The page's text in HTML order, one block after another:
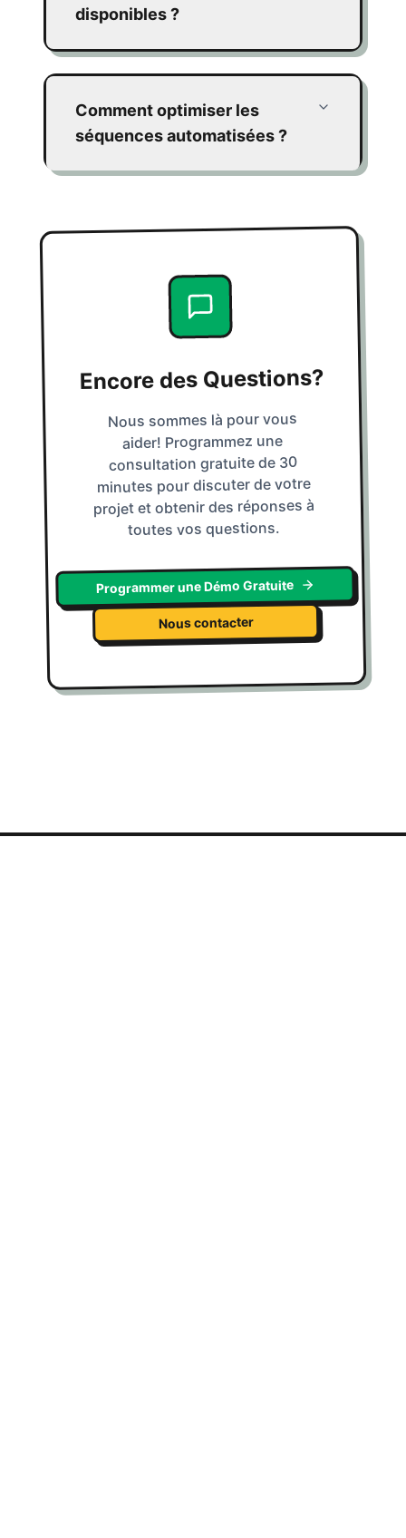
disponibles ?
Comment optimiser les
séquences automatisées ?
Encore des Questions?
Nous sommes là pour vous
aider! Programmez une
consultation gratuite de 30
minutes pour discuter de votre
projet et obtenir des réponses à
toutes vos questions.
Programmer une Démo Gratuite
Nous contacter